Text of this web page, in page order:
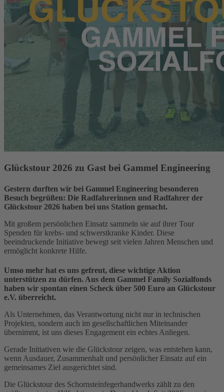
Glückstour 2026 zu Gast bei Gammel Engineering
Gestern durften wir bei Gammel Engineering besonderen
Besuch begrüßen: Die Radfahrerinnen und Radfahrer der
Glückstour 2026 haben bei uns Station gemacht.
Mit großem persönlichen Einsatz sammeln sie auf ihrer Tour
Spenden für krebs- und schwerstkranke Kinder. Diese
beeindruckende Initiative bewegt seit vielen Jahren Menschen und
ermöglicht konkrete Hilfe.
Umso mehr hat es uns gefreut, diese wichtige Aktion
unterstützen zu dürfen. Aus dem Gammel Family Sozialfonds
haben wir spontan einen Scheck über 500 Euro an Glückstour
e.V. überreicht.
Als Unternehmen, das Verantwortung nicht nur in technischen
Projekten, sondern auch im gesellschaftlichen Miteinander
übernimmt, ist uns dieses Engagement ein echtes Anliegen.
Gerade Initiativen wie die Glückstour zeigen, was entstehen kann,
wenn Ausdauer, Zusammenhalt und persönlicher Einsatz auf ein
gemeinsames Ziel ausgerichtet sind.
Die Glückstour des Schornsteinfegerhandwerks zählt zu den